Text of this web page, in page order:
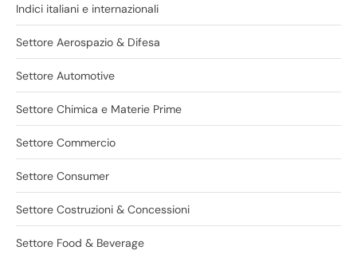
Indici italiani e internazionali
Settore Aerospazio & Difesa
Settore Automotive
Settore Chimica e Materie Prime
Settore Commercio
Settore Consumer
Settore Costruzioni & Concessioni
Settore Food & Beverage